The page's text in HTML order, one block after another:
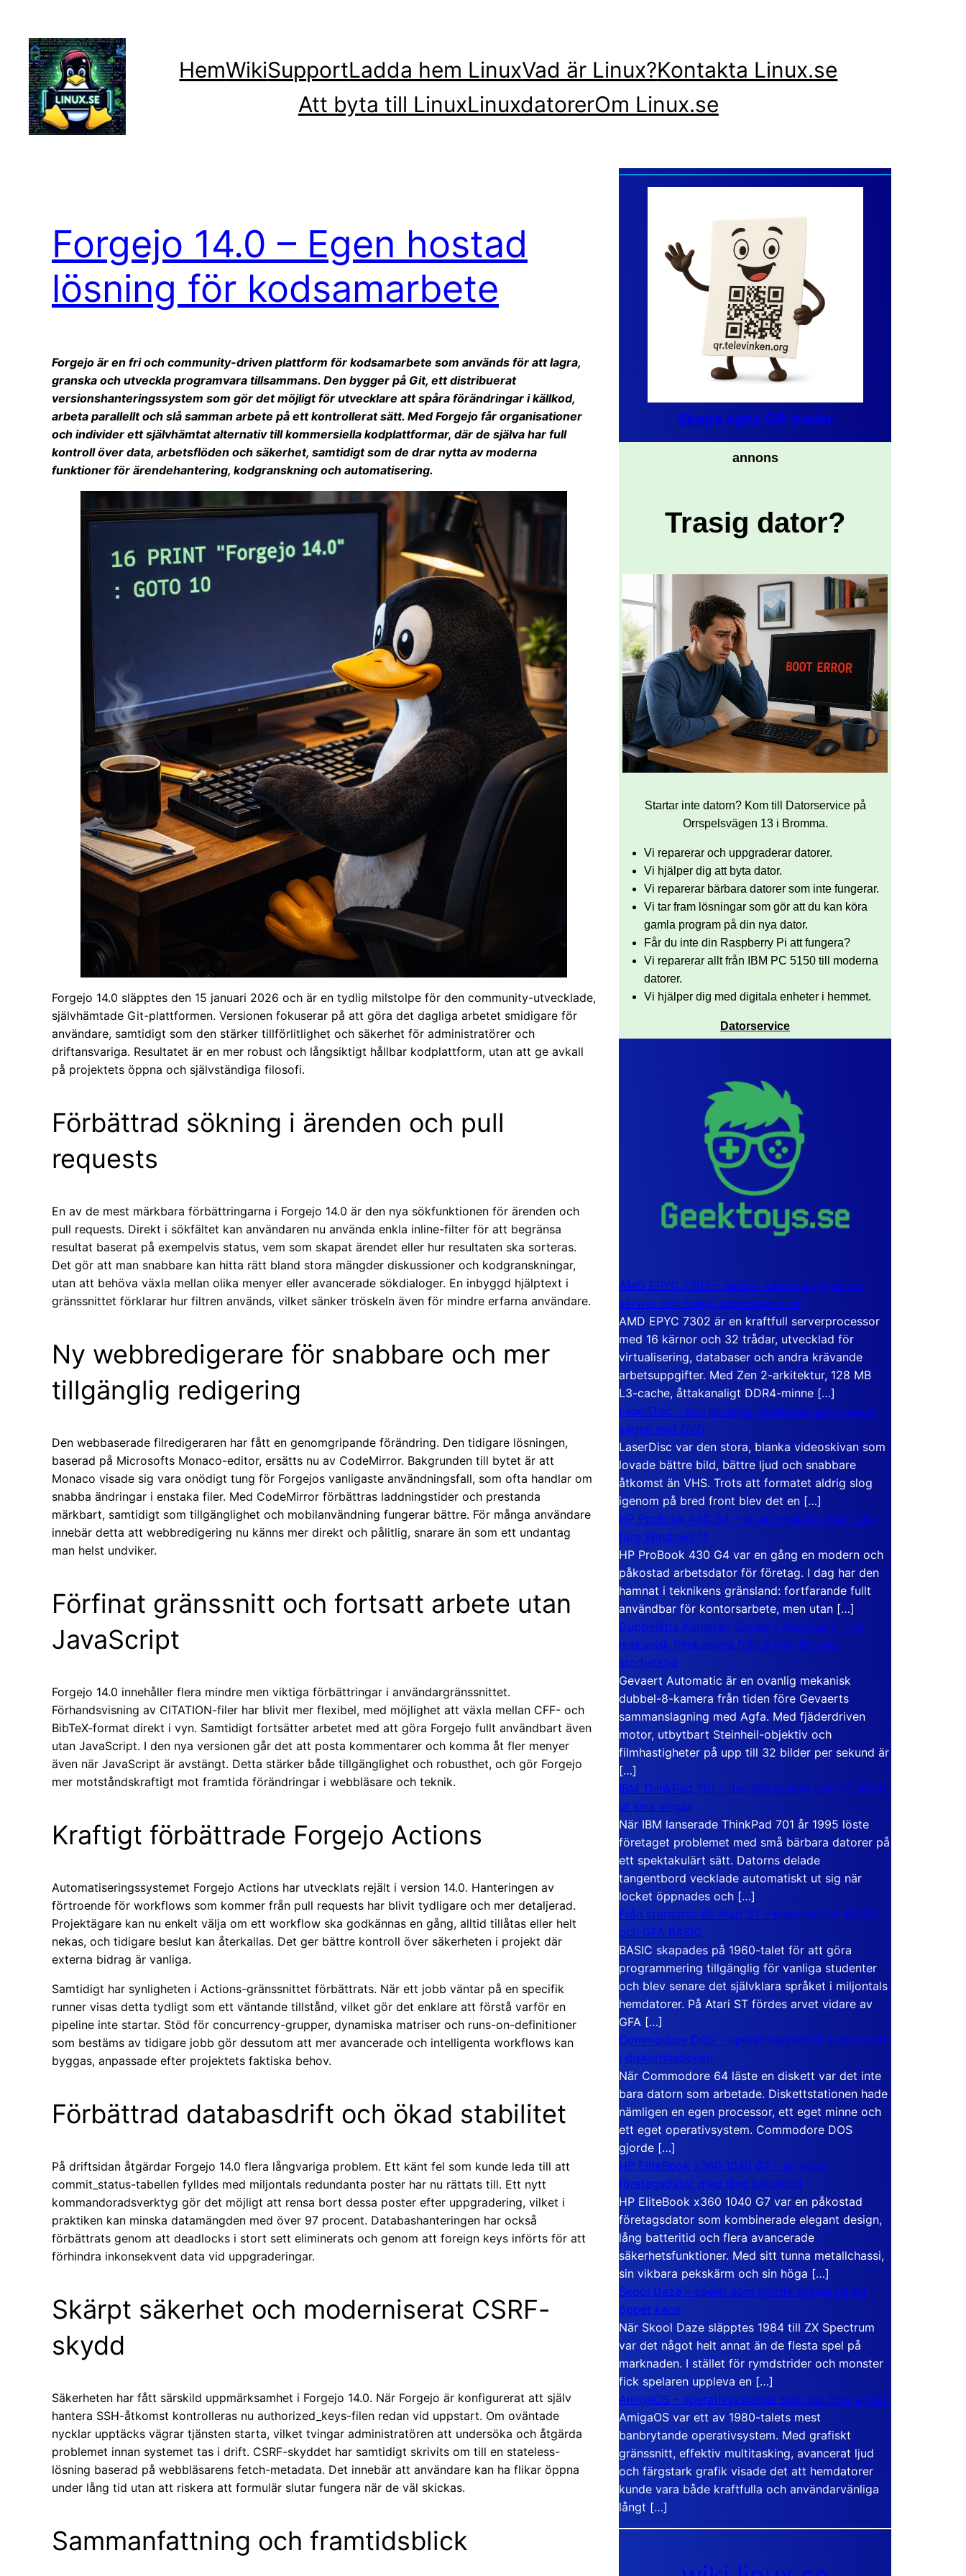
innehåll
HemWikiSupportLadda hem LinuxVad är Linux?Kontakta Linux.se
Att byta till LinuxLinuxdatorerOm Linux.se
Forgejo 14.0 – Egen hostad
lösning för kodsamarbete
Forgejo är en fri och community-driven plattform för kodsamarbete som används för att lagra,
granska och utveckla programvara tillsammans. Den bygger på Git, ett distribuerat
versionshanteringssystem som gör det möjligt för utvecklare att spåra förändringar i källkod,
arbeta parallellt och slå samman arbete på ett kontrollerat sätt. Med Forgejo får organisationer
och individer ett självhämtat alternativ till kommersiella kodplattformar, där de själva har full
kontroll över data, arbetsflöden och säkerhet, samtidigt som de drar nytta av moderna
funktioner för ärendehantering, kodgranskning och automatisering.
Forgejo 14.0 släpptes den 15 januari 2026 och är en tydlig milstolpe för den community-utvecklade,
självhämtade Git-plattformen. Versionen fokuserar på att göra det dagliga arbetet smidigare för
användare, samtidigt som den stärker tillförlitlighet och säkerhet för administratörer och
driftansvariga. Resultatet är en mer robust och långsiktigt hållbar kodplattform, utan att ge avkall
på projektets öppna och självständiga filosofi.
Förbättrad sökning i ärenden och pull
requests
En av de mest märkbara förbättringarna i Forgejo 14.0 är den nya sökfunktionen för ärenden och
pull requests. Direkt i sökfältet kan användaren nu använda enkla inline-filter för att begränsa
resultat baserat på exempelvis status, vem som skapat ärendet eller hur resultaten ska sorteras.
Det gör att man snabbare kan hitta rätt bland stora mängder diskussioner och kodgranskningar,
utan att behöva växla mellan olika menyer eller avancerade sökdialoger. En inbyggd hjälptext i
gränssnittet förklarar hur filtren används, vilket sänker tröskeln även för mindre erfarna användare.
Ny webbredigerare för snabbare och mer
tillgänglig redigering
Den webbaserade filredigeraren har fått en genomgripande förändring. Den tidigare lösningen,
baserad på Microsofts Monaco-editor, ersätts nu av CodeMirror. Bakgrunden till bytet är att
Monaco visade sig vara onödigt tung för Forgejos vanligaste användningsfall, som ofta handlar om
snabba ändringar i enstaka filer. Med CodeMirror förbättras laddningstider och prestanda
märkbart, samtidigt som tillgänglighet och mobilanvändning fungerar bättre. För många användare
innebär detta att webbredigering nu känns mer direkt och pålitlig, snarare än som ett undantag
man helst undviker.
Förfinat gränssnitt och fortsatt arbete utan
JavaScript
Forgejo 14.0 innehåller flera mindre men viktiga förbättringar i användargränssnittet.
Förhandsvisning av CITATION-filer har blivit mer flexibel, med möjlighet att växla mellan CFF- och
BibTeX-format direkt i vyn. Samtidigt fortsätter arbetet med att göra Forgejo fullt användbart även
utan JavaScript. I den nya versionen går det att posta kommentarer och komma åt fler menyer
även när JavaScript är avstängt. Detta stärker både tillgänglighet och robusthet, och gör Forgejo
mer motståndskraftigt mot framtida förändringar i webbläsare och teknik.
Kraftigt förbättrade Forgejo Actions
Automatiseringssystemet Forgejo Actions har utvecklats rejält i version 14.0. Hanteringen av
förtroende för workflows som kommer från pull requests har blivit tydligare och mer detaljerad.
Projektägare kan nu enkelt välja om ett workflow ska godkännas en gång, alltid tillåtas eller helt
nekas, och tidigare beslut kan återkallas. Det ger bättre kontroll över säkerheten i projekt där
externa bidrag är vanliga.
Samtidigt har synligheten i Actions-gränssnittet förbättrats. När ett jobb väntar på en specifik
runner visas detta tydligt som ett väntande tillstånd, vilket gör det enklare att förstå varför en
pipeline inte startar. Stöd för concurrency-grupper, dynamiska matriser och runs-on-definitioner
som bestäms av tidigare jobb gör dessutom att mer avancerade och intelligenta workflows kan
byggas, anpassade efter projektets faktiska behov.
Förbättrad databasdrift och ökad stabilitet
På driftsidan åtgärdar Forgejo 14.0 flera långvariga problem. Ett känt fel som kunde leda till att
commit_status-tabellen fylldes med miljontals redundanta poster har nu rättats till. Ett nytt
kommandoradsverktyg gör det möjligt att rensa bort dessa poster efter uppgradering, vilket i
praktiken kan minska datamängden med över 97 procent. Databashanteringen har också
förbättrats genom att deadlocks i stort sett eliminerats och genom att foreign keys införts för att
förhindra inkonsekvent data vid uppgraderingar.
Skärpt säkerhet och moderniserat CSRF-
skydd
Säkerheten har fått särskild uppmärksamhet i Forgejo 14.0. När Forgejo är konfigurerat att själv
hantera SSH-åtkomst kontrolleras nu authorized_keys-filen redan vid uppstart. Om oväntade
nycklar upptäcks vägrar tjänsten starta, vilket tvingar administratören att undersöka och åtgärda
problemet innan systemet tas i drift. CSRF-skyddet har samtidigt skrivits om till en stateless-
lösning baserad på webbläsarens fetch-metadata. Det innebär att användare kan ha flikar öppna
under lång tid utan att riskera att formulär slutar fungera när de väl skickas.
Sammanfattning och framtidsblick
Skapa egna QR-koder
annons
Trasig dator?
Startar inte datorn? Kom till Datorservice på
Orrspelsvägen 13 i Bromma.
Vi reparerar och uppgraderar datorer.
Vi hjälper dig att byta dator.
Vi reparerar bärbara datorer som inte fungerar.
Vi tar fram lösningar som gör att du kan köra
gamla program på din nya dator.
Får du inte din Raspberry Pi att fungera?
Vi reparerar allt från IBM PC 5150 till moderna
datorer.
Vi hjälper dig med digitala enheter i hemmet.
Datorservice
AMD EPYC 7302 – sexton kärnor byggda för
servrar och tunga arbetsstationer
AMD EPYC 7302 är en kraftfull serverprocessor
med 16 kärnor och 32 trådar, utvecklad för
virtualisering, databaser och andra krävande
arbetsuppgifter. Med Zen 2-arkitektur, 128 MB
L3-cache, åttakanaligt DDR4-minne […]
LaserDisc – den jättelika filmskivan som visade
vägen mot DVD
LaserDisc var den stora, blanka videoskivan som
lovade bättre bild, bättre ljud och snabbare
åtkomst än VHS. Trots att formatet aldrig slog
igenom på bred front blev det en […]
HP ProBook 430 G4 – en arbetsdator från tiden
före Windows 11
HP ProBook 430 G4 var en gång en modern och
påkostad arbetsdator för företag. I dag har den
hamnat i teknikens gränsland: fortfarande fullt
användbar för kontorsarbete, men utan […]
Dubbelåtta Kameran Gevaert Automatic – en
mekanisk filmkamera från 8 mm-filmens
storhetstid
Gevaert Automatic är en ovanlig mekanisk
dubbel-8-kamera från tiden före Gevaerts
sammanslagning med Agfa. Med fjäderdriven
motor, utbytbart Steinheil-objektiv och
filmhastigheter på upp till 32 bilder per sekund är
[…]
IBM ThinkPad 701 – den lilla datorn som vecklade
ut sina vingar
När IBM lanserade ThinkPad 701 år 1995 löste
företaget problemet med små bärbara datorer på
ett spektakulärt sätt. Datorns delade
tangentbord vecklade automatiskt ut sig när
locket öppnades och […]
Från stordator till Atari ST – historien om BASIC
och GFA BASIC
BASIC skapades på 1960-talet för att göra
programmering tillgänglig för vanliga studenter
och blev senare det självklara språket i miljontals
hemdatorer. På Atari ST fördes arvet vidare av
GFA […]
Commodore DOS – operativsystemet som bodde
i diskettstationen
När Commodore 64 läste en diskett var det inte
bara datorn som arbetade. Diskettstationen hade
nämligen en egen processor, ett eget minne och
ett eget operativsystem. Commodore DOS
gjorde […]
HP EliteBook x360 1040 G7 – en lyxig
företagsdator med lång batteritid
HP EliteBook x360 1040 G7 var en påkostad
företagsdator som kombinerade elegant design,
lång batteritid och flera avancerade
säkerhetsfunktioner. Med sitt tunna metallchassi,
sin vikbara pekskärm och sin höga […]
Skool Daze – spelet som gjorde skolan till ett
öppet kaos
När Skool Daze släpptes 1984 till ZX Spectrum
var det något helt annat än de flesta spel på
marknaden. I stället för rymdstrider och monster
fick spelaren uppleva en […]
AmigaOS – operativsystemet som var före sin tid
AmigaOS var ett av 1980-talets mest
banbrytande operativsystem. Med grafiskt
gränssnitt, effektiv multitasking, avancerat ljud
och färgstark grafik visade det att hemdatorer
kunde vara både kraftfulla och användarvänliga
långt […]